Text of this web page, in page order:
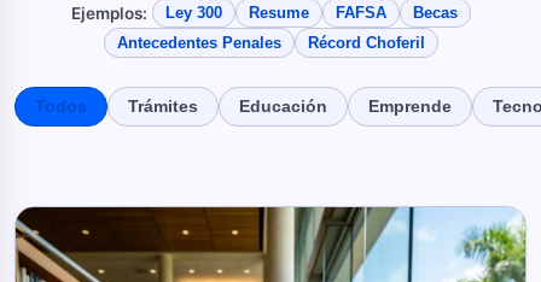
Ejemplos: Ley 300 Resume FAFSA
Becas
Antecedentes Penales
Récord Choferil
Todos Trámites Educación Emprende